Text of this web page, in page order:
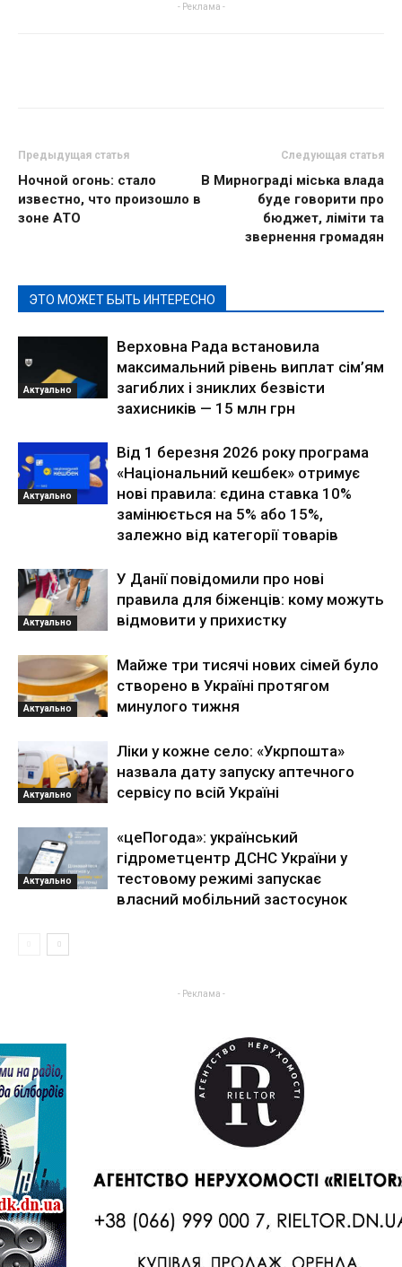
- Реклама -
Предыдущая статья
Ночной огонь: стало
известно, что произошло в
зоне АТО
Следующая статья
В Мирнограді міська влада
буде говорити про
бюджет, ліміти та
звернення громадян
ЭТО МОЖЕТ БЫТЬ ИНТЕРЕСНО
Актуально
Верховна Рада встановила
максимальний рівень виплат сім’ям
загиблих і зниклих безвісти
захисників — 15 млн грн
Актуально
Від 1 березня 2026 року програма
«Національний кешбек» отримує
нові правила: єдина ставка 10%
замінюється на 5% або 15%,
залежно від категорії товарів
Актуально
У Данії повідомили про нові
правила для біженців: кому можуть
відмовити у прихистку
Актуально
Майже три тисячі нових сімей було
створено в Україні протягом
минулого тижня
Актуально
Ліки у кожне село: «Укрпошта»
назвала дату запуску аптечного
сервісу по всій Україні
Актуально
«цеПогода»: український
гідрометцентр ДСНС України у
тестовому режимі запускає
власний мобільний застосунок
- Реклама -